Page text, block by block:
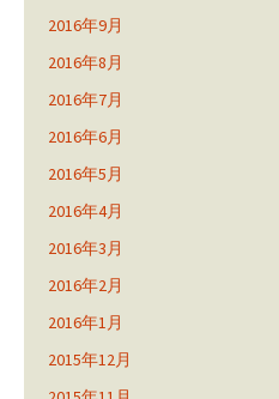
2016年9月
2016年8月
2016年7月
2016年6月
2016年5月
2016年4月
2016年3月
2016年2月
2016年1月
2015年12月